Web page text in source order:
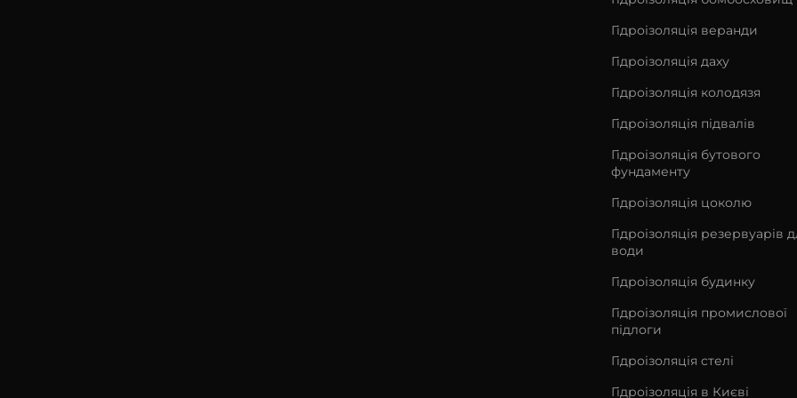
Гідроізоляція веранди
Гідроізоляція даху
Гідроізоляція колодязя
Гідроізоляція підвалів
Гідроізоляція бутового
фундаменту
Гідроізоляція цоколю
Гідроізоляція резервуарів
води
Гідроізоляція будинку
Гідроізоляція промислової
підлоги
Гідроізоляція cтелі
Гідроізоляція в Києві